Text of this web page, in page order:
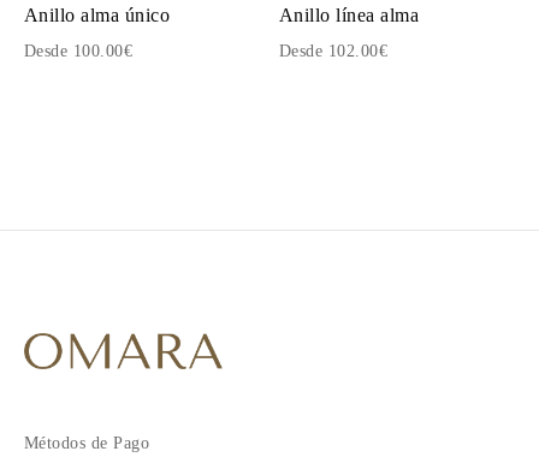
Anillo alma único
Desde 100.00€
Anillo línea alma
Desde 102.00€
Métodos de Pago